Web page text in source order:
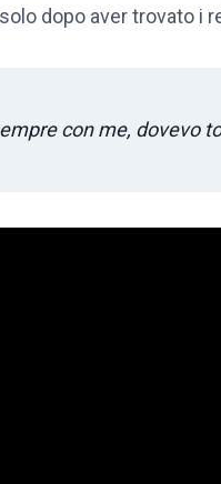
solo dopo aver trovato i
con me, dovevo